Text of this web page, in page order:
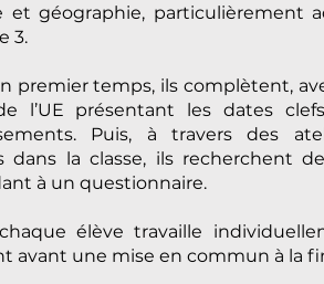
et géographie, particulièrement
3.
premier temps, ils complètent,
l’UE présentant les dates
Puis, à travers des
dans la classe, ils recherchent
à un questionnaire.
élève travaille
avant une mise en commun à la